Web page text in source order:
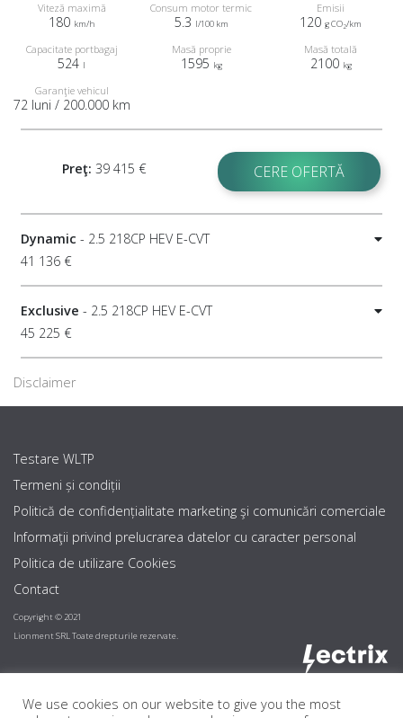
Viteză maximă
180 km/h
Consum motor termic
5.3 l/100 km
Emisii
120 g CO2/km
Capacitate portbagaj
524 l
Masă proprie
1595 kg
Masă totală
2100 kg
Garanţie vehicul
72 luni / 200.000 km
Preţ: 39 415 € CERE OFERTĂ
Dynamic - 2.5 218CP HEV E-CVT
41 136 €
Exclusive - 2.5 218CP HEV E-CVT
45 225 €
Disclaimer
Testare WLTP
Termeni și condiții
Politică de confidențialitate marketing şi comunicări comerciale
Informaţii privind prelucrarea datelor cu caracter personal
Politica de utilizare Cookies
Contact
Copyright © 2021
Lionment SRL Toate drepturile rezervate.
We use cookies on our website to give you the most